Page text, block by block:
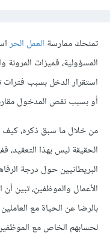
تمنحك ممارسة العمل الحر
المسؤولية، فميزات المرونة
استقرار الدخل بسبب فترات
أو بسبب نقص المدخول
من خلال ما سبق ذكره،
الحقيقة ليس بهذا التعقيد،
البريطانيين حول درجة
الأعمال والموظفين، تبين
بالرضا عن الحياة مع
لحسابهم الخاص مع